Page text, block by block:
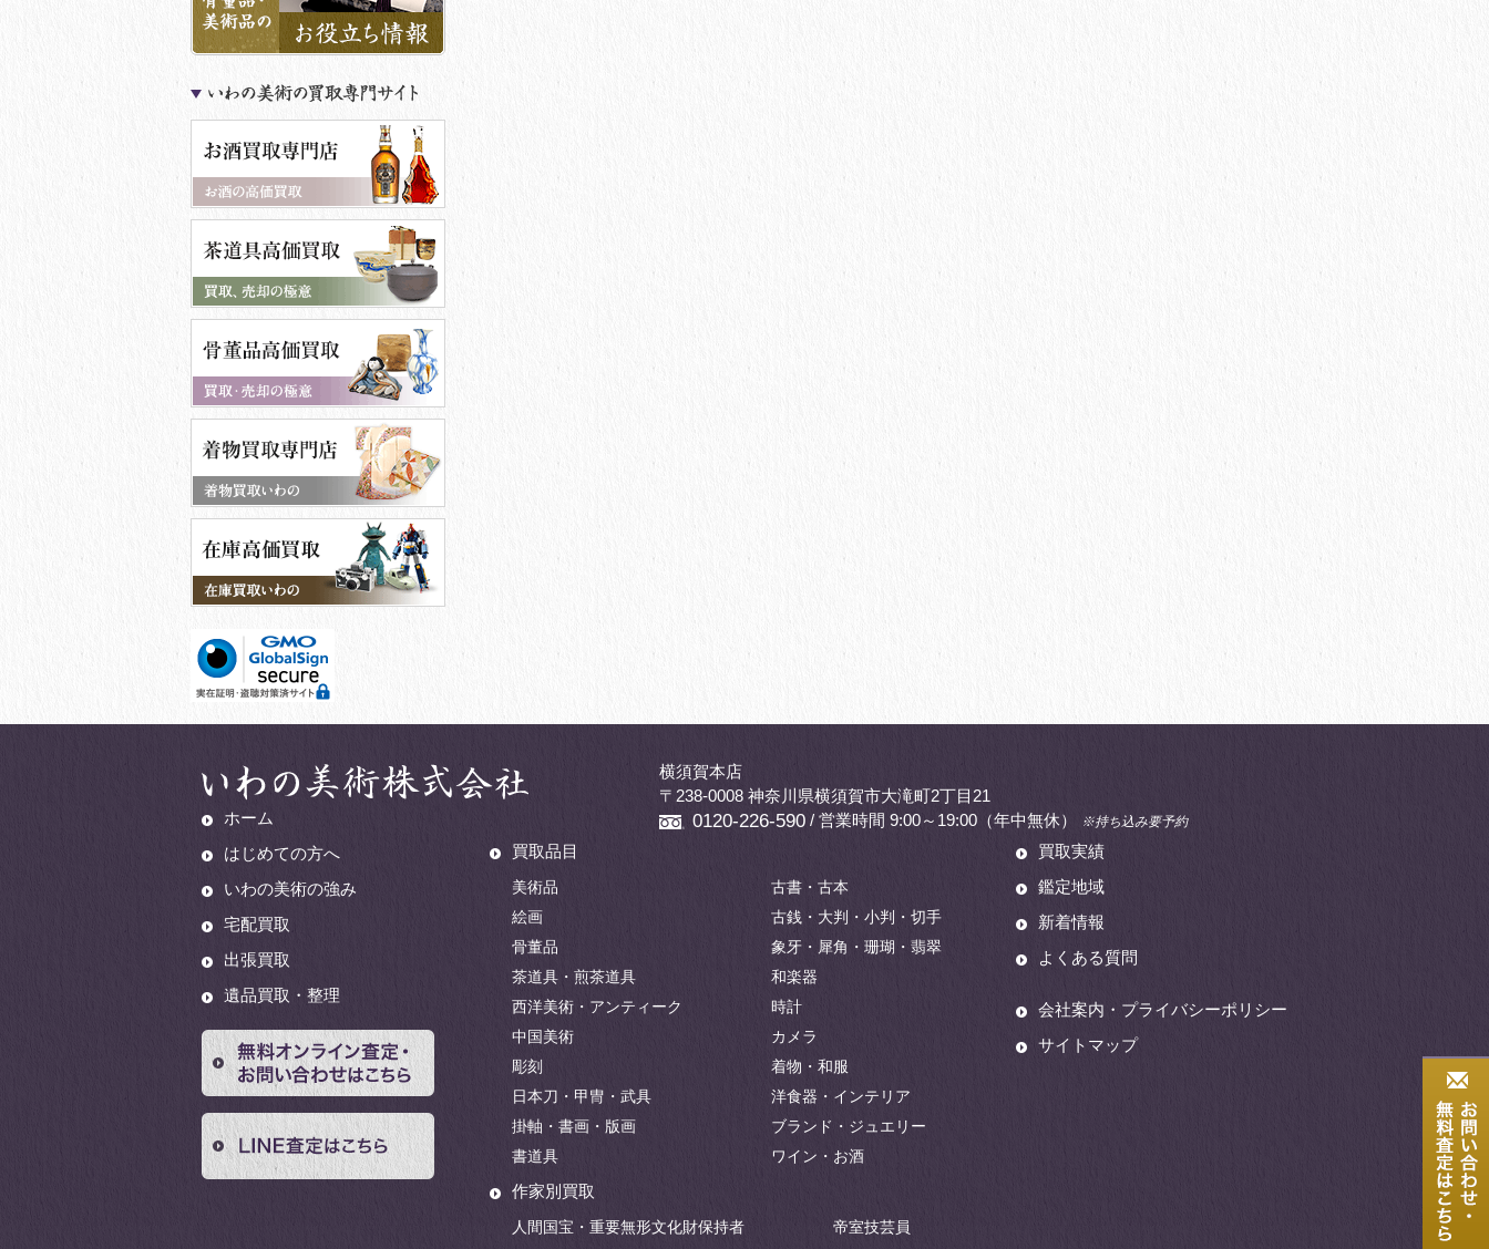
横須賀本店
〒238-0008 神奈川県横須賀市大滝町2丁目21
0120-226-590 / 営業時間 9:00～19:00（年中無休） ※持ち込み要予約
ホーム
はじめての方へ
いわの美術の強み
宅配買取
出張買取
遺品買取・整理
買取品目
美術品
絵画
骨董品
茶道具・煎茶道具
西洋美術・アンティーク
中国美術
彫刻
日本刀・甲冑・武具
掛軸・書画・版画
書道具
古書・古本
古銭・大判・小判・切手
象牙・犀角・珊瑚・翡翠
和楽器
時計
カメラ
着物・和服
洋食器・インテリア
ブランド・ジュエリー
ワイン・お酒
買取実績
鑑定地域
新着情報
よくある質問
会社案内・プライバシーポリシー
サイトマップ
作家別買取
人間国宝・重要無形文化財保持者
帝室技芸員